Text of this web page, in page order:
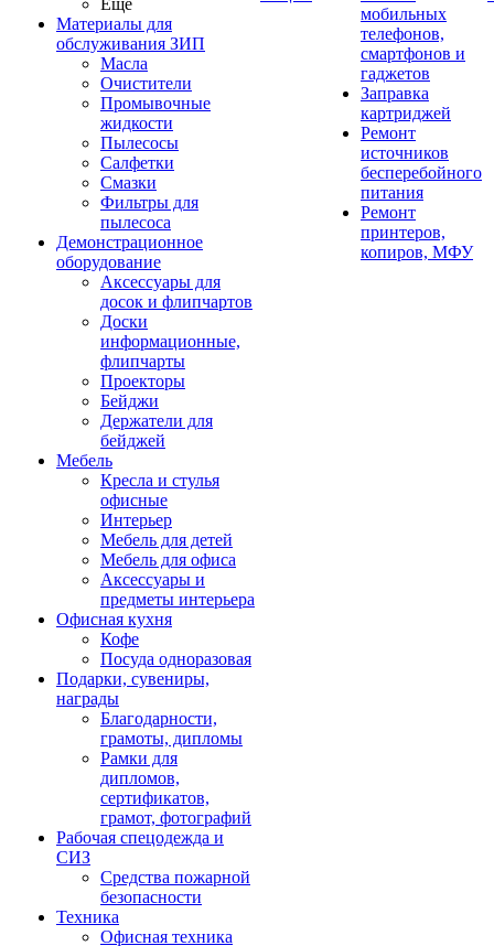
Ещё
Материалы для
обслуживания ЗИП
Масла
Очистители
Промывочные
жидкости
Пылесосы
Салфетки
Смазки
Фильтры для
пылесоса
Демонстрационное
оборудование
Аксессуары для
досок и флипчартов
Доски
информационные,
флипчарты
Проекторы
Бейджи
Держатели для
бейджей
Мебель
Кресла и стулья
офисные
Интерьер
Мебель для детей
Мебель для офиса
Аксессуары и
предметы интерьера
Офисная кухня
Кофе
Посуда одноразовая
Подарки, сувениры,
награды
Благодарности,
грамоты, дипломы
Рамки для
дипломов,
сертификатов,
грамот, фотографий
Рабочая спецодежда и
СИЗ
Средства пожарной
безопасности
Техника
Офисная техника
мобильных
телефонов,
смартфонов и
гаджетов
Заправка
картриджей
Ремонт
источников
бесперебойного
питания
Ремонт
принтеров,
копиров, МФУ